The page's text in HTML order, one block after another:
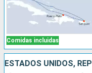
Comidas incluidas